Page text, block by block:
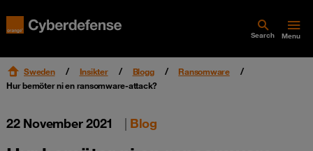
Search Menu
Sweden Insikter Blogg
Ransomware
Hur bemöter ni en ransomware-attack?
22 November 2021 | Blog